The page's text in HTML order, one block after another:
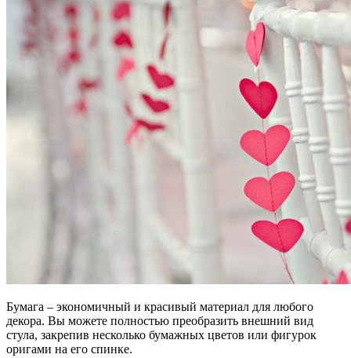
Бумага – экономичный и красивый материал для любого
декора. Вы можете полностью преобразить внешний вид
стула, закрепив несколько бумажных цветов или фигурок
оригами на его спинке.